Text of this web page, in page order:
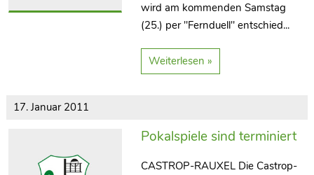
wird am kommenden Samstag
(25.) per "Fernduell" entschied...
Weiterlesen »
17. Januar 2011
Pokalspiele sind terminiert
CASTROP-RAUXEL Die Castrop-